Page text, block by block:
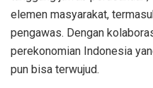
elemen masyarakat,
pengawas. Dengan
perekonomian Indonesia
pun bisa terwujud.